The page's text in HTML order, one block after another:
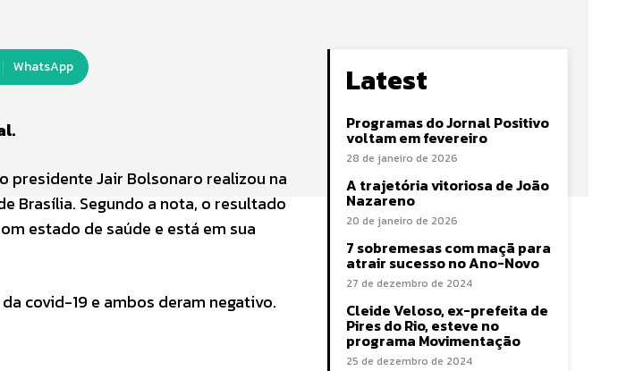
WhatsApp
presidente Jair Bolsonaro realizou na
Brasília. Segundo a nota, o resultado
estado de saúde e está em sua
covid-19 e ambos deram negativo.
Latest
Programas do Jornal Positivo
voltam em fevereiro
28 de janeiro de 2026
A trajetória vitoriosa de João
Nazareno
20 de janeiro de 2026
7 sobremesas com maçã para
atrair sucesso no Ano-Novo
27 de dezembro de 2024
Cleide Veloso, ex-prefeita de
Pires do Rio, esteve no
programa Movimentação
25 de dezembro de 2024